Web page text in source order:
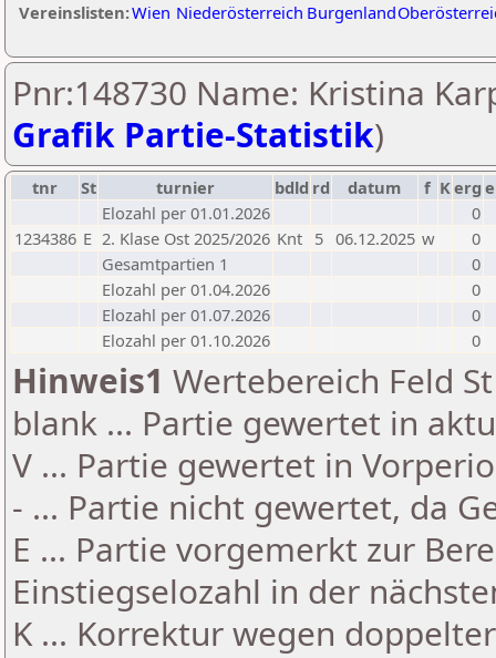
Vereinslisten:Wien Niederösterreich Burgenland
Pnr:148730 Name: Kristina
Grafik Partie-Statistik)
tnr St turnier bdld rd datum f Kerg
Elozahl per 01.01.2026
0
1234386 E 2. Klase Ost 2025/2026 Knt 5 06.12.2025 w
0
Gesamtpartien 1
0
Elozahl per 01.04.2026
0
Elozahl per 01.07.2026
0
Elozahl per 01.10.2026
0
Hinweis1 Wertebereich Feld
blank ... Partie gewertet in
V ... Partie gewertet in
- ... Partie nicht gewertet, da
E ... Partie vorgemerkt zur
Einstiegselozahl in der
K ... Korrektur wegen